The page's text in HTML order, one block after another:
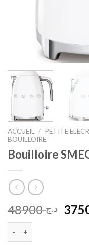
ACCUEIL / PETITE
BOUILLOIRE
Bouilloire
د.ج48900
Le